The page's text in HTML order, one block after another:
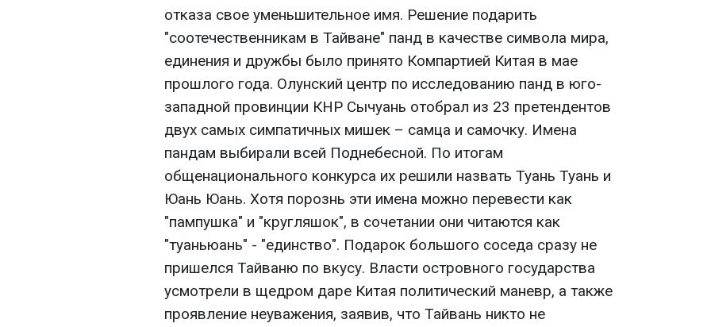
отказа свое уменьшительное имя. Решение подарить
"соотечественникам в Тайване" панд в качестве символа мира,
единения и дружбы было принято Компартией Китая в мае
прошлого года. Олунский центр по исследованию панд в юго-
западной провинции КНР Сычуань отобрал из 23 претендентов
двух самых симпатичных мишек – самца и самочку. Имена
пандам выбирали всей Поднебесной. По итогам
общенационального конкурса их решили назвать Туань Туань и
Юань Юань. Хотя порознь эти имена можно перевести как
"пампушка" и "кругляшок", в сочетании они читаются как
"туаньюань" - "единство". Подарок большого соседа сразу не
пришелся Тайваню по вкусу. Власти островного государства
усмотрели в щедром даре Китая политический маневр, а также
проявление неуважения, заявив, что Тайвань никто не